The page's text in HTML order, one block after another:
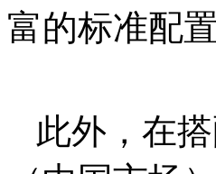
富的标准配
此外，在